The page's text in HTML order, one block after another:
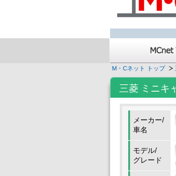
M・Cネット トップ
三菱 ミニキ
メーカー/
車名
モデル/
グレード